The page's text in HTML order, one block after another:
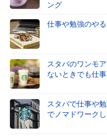
ング
仕事や勉強のや
スタバのワンモ
ないときでも仕
スタバで仕事や
でノマドワーク